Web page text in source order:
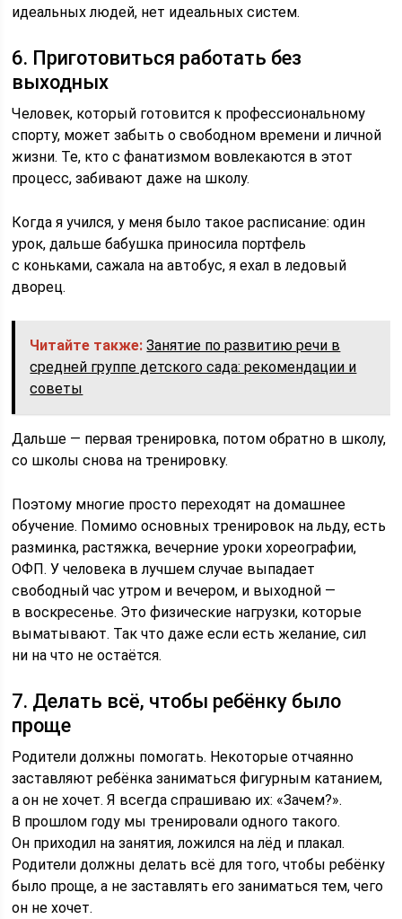
идеальных людей, нет идеальных систем.
6. Приготовиться работать без
выходных
Человек, который готовится к профессиональному
спорту, может забыть о свободном времени и личной
жизни. Те, кто с фанатизмом вовлекаются в этот
процесс, забивают даже на школу.
Когда я учился, у меня было такое расписание: один
урок, дальше бабушка приносила портфель
с коньками, сажала на автобус, я ехал в ледовый
дворец.
Читайте также: Занятие по развитию речи в
средней группе детского сада: рекомендации и
советы
Дальше — первая тренировка, потом обратно в школу,
со школы снова на тренировку.
Поэтому многие просто переходят на домашнее
обучение. Помимо основных тренировок на льду, есть
разминка, растяжка, вечерние уроки хореографии,
ОФП. У человека в лучшем случае выпадает
свободный час утром и вечером, и выходной —
в воскресенье. Это физические нагрузки, которые
выматывают. Так что даже если есть желание, сил
ни на что не остаётся.
7. Делать всё, чтобы ребёнку было
проще
Родители должны помогать. Некоторые отчаянно
заставляют ребёнка заниматься фигурным катанием,
а он не хочет. Я всегда спрашиваю их: «Зачем?».
В прошлом году мы тренировали одного такого.
Он приходил на занятия, ложился на лёд и плакал.
Родители должны делать всё для того, чтобы ребёнку
было проще, а не заставлять его заниматься тем, чего
он не хочет.